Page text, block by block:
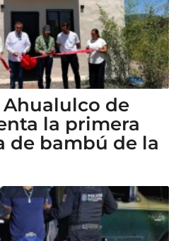
de
la primera
de bambú de la